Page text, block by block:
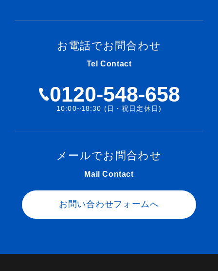
お電話でお問合わせ
Tel Contact
0120-548-658
10:00~18:30 (日・祝日定休日)
メールでお問合わせ
Mail Contact
お問い合わせフォームへ